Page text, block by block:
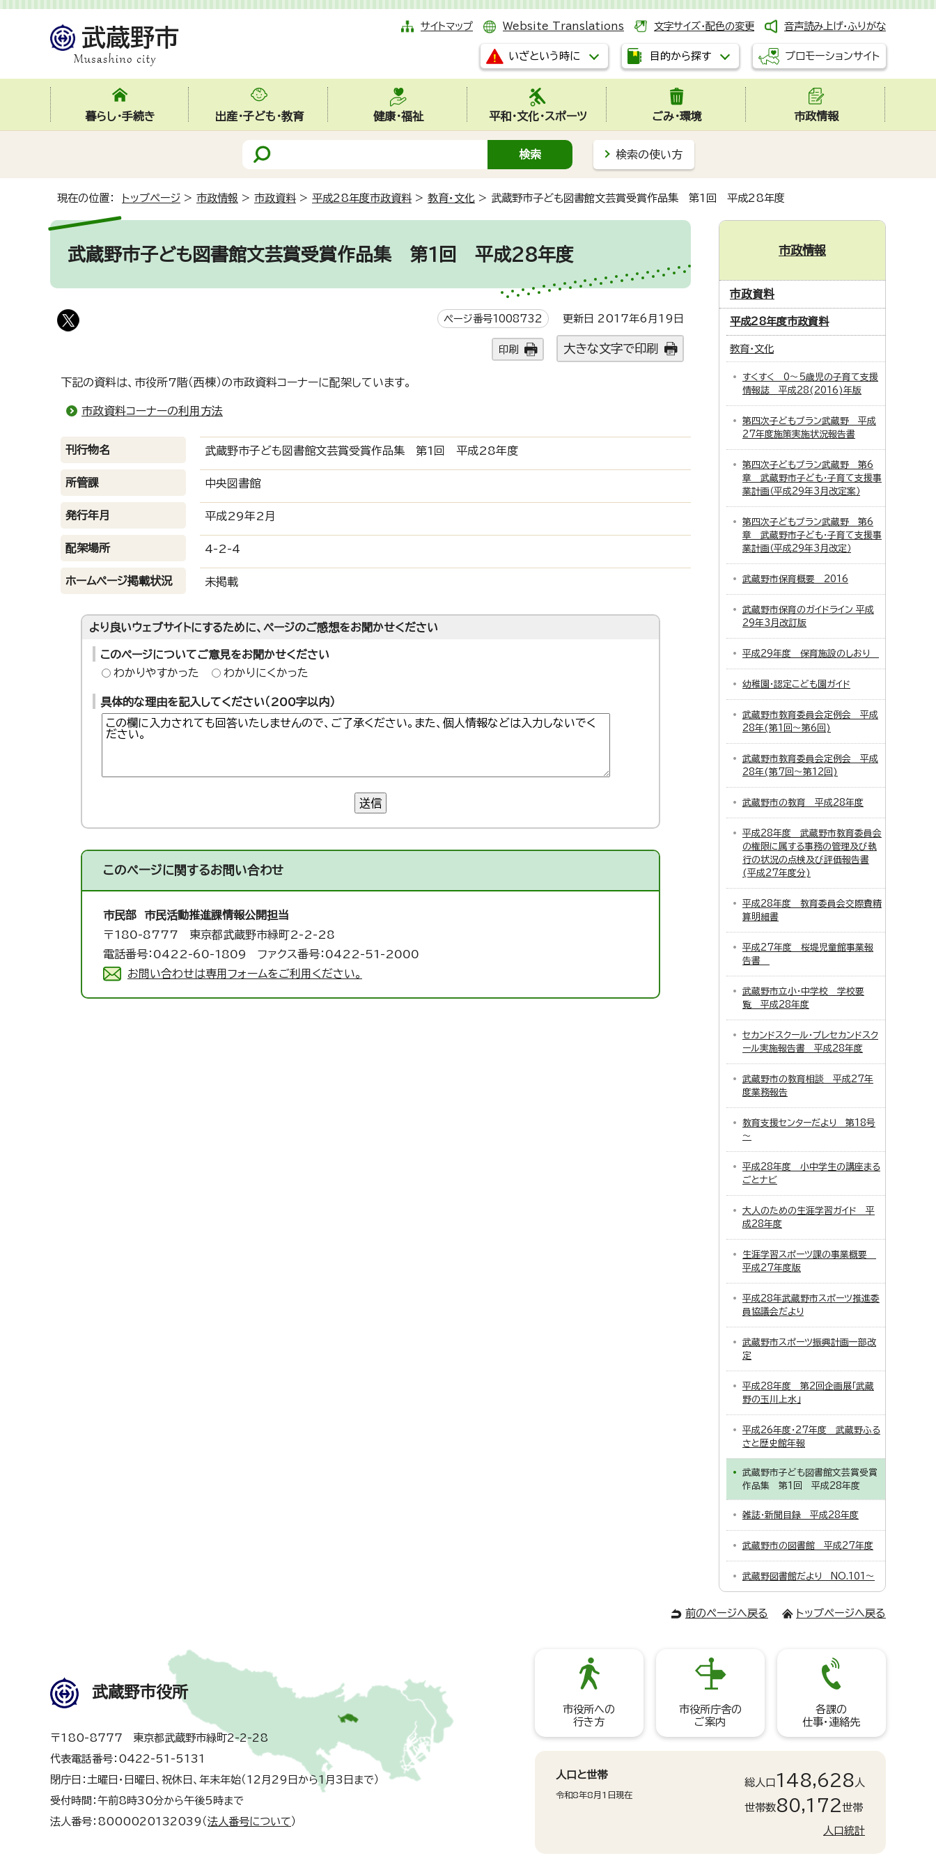
サイトマップ Website Translations 文字サイズ・配色の変更 音声読み上げ・ふりがな
いざという時に 目的から探す プロモーションサイト
暮らし・手続き 出産・子ども・教育 健康・福祉 平和・文化・スポーツ ごみ・環境 市政情報
検索の使い方
現在の位置： トップページ > 市政情報 > 市政資料 > 平成28年度市政資料 > 教育・文化 > 武蔵野市子ども図書館文芸賞受賞作品集 第1回 平成28年度
武蔵野市子ども図書館文芸賞受賞作品集 第1回 平成28年度
ページ番号1008732 更新日 2017年6月19日
印刷 大きな文字で印刷
下記の資料は、市役所7階（西棟）の市政資料コーナーに配架しています。
市政資料コーナーの利用方法
刊行物名 武蔵野市子ども図書館文芸賞受賞作品集 第1回 平成28年度
所管課 中央図書館
発行年月 平成29年2月
配架場所 4-2-4
ホームページ掲載状況 未掲載
より良いウェブサイトにするために、ページのご感想をお聞かせください
このページについてご意見をお聞かせください
わかりやすかった
わかりにくかった
具体的な理由を記入してください（200字以内）
送信
このページに関するお問い合わせ
市民部 市民活動推進課情報公開担当
〒180-8777 東京都武蔵野市緑町2-2-28
電話番号：0422-60-1809 ファクス番号：0422-51-2000
お問い合わせは専用フォームをご利用ください。
市政情報
市政資料
平成28年度市政資料
教育・文化
すくすく 0～5歳児の子育て支援
情報誌 平成28(2016)年版
第四次子どもプラン武蔵野 平成
27年度施策実施状況報告書
第四次子どもプラン武蔵野 第6
章 武蔵野市子ども・子育て支援事
業計画（平成29年3月改定案）
第四次子どもプラン武蔵野 第6
章 武蔵野市子ども・子育て支援事
業計画（平成29年3月改定）
武蔵野市保育概要 2016
武蔵野市保育のガイドライン 平成
29年3月改訂版
平成29年度 保育施設のしおり
幼稚園・認定こども園ガイド
武蔵野市教育委員会定例会 平成
28年(第1回～第6回)
武蔵野市教育委員会定例会 平成
28年(第7回～第12回)
武蔵野市の教育 平成28年度
平成28年度 武蔵野市教育委員会
の権限に属する事務の管理及び執
行の状況の点検及び評価報告書
(平成27年度分)
平成28年度 教育委員会交際費精
算明細書
平成27年度 桜堤児童館事業報
告書
武蔵野市立小・中学校 学校要
覧 平成28年度
セカンドスクール・プレセカンドスク
ール実施報告書 平成28年度
武蔵野市の教育相談 平成27年
度業務報告
教育支援センターだより 第18号
～
平成28年度 小中学生の講座まる
ごとナビ
大人のための生涯学習ガイド 平
成28年度
生涯学習スポーツ課の事業概要
平成27年度版
平成28年武蔵野市スポーツ推進委
員協議会だより
武蔵野市スポーツ振興計画一部改
定
平成28年度 第2回企画展「武蔵
野の玉川上水」
平成26年度・27年度 武蔵野ふる
さと歴史館年報
武蔵野市子ども図書館文芸賞受賞
作品集 第1回 平成28年度
雑誌・新聞目録 平成28年度
武蔵野市の図書館 平成27年度
武蔵野図書館だより NO.101～
前のページへ戻る トップページへ戻る
武蔵野市役所
〒180-8777 東京都武蔵野市緑町2-2-28
代表電話番号：0422-51-5131
閉庁日：土曜日・日曜日、祝休日、年末年始（12月29日から1月3日まで）
受付時間：午前8時30分から午後5時まで
法人番号：8000020132039（ 法人番号について ）
市役所への
行き方
市役所庁舎の
ご案内
各課の
仕事・連絡先
人口と世帯
令和8年8月1日現在
総人口 148,628 人
世帯数80,172世帯
人口統計